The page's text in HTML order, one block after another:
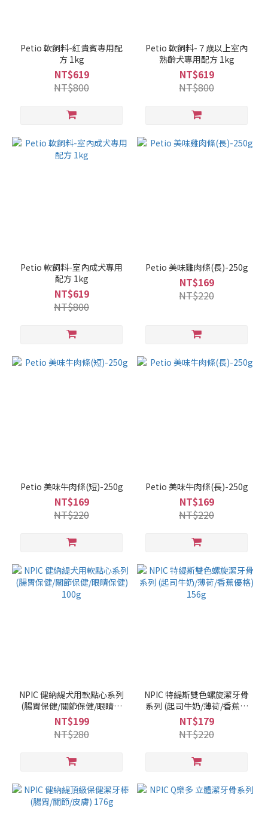
Petio 軟飼料-紅貴賓專用配
方 1kg
NT$619
NT$800
Petio 軟飼料-７歳以上室內
熟齡犬專用配方 1kg
NT$619
NT$800
Petio 軟飼料-室內成犬專用
配方 1kg
NT$619
NT$800
Petio 美味雞肉條(長)-250g
NT$169
NT$220
Petio 美味牛肉條(短)-250g
NT$169
NT$220
Petio 美味牛肉條(長)-250g
NT$169
NT$220
NPIC 健納緹犬用軟點心系列
(腸胃保健/關節保健/眼睛保
健) 100g
NT$199
NT$280
NPIC 特緹斯雙色螺旋潔牙骨
系列 (起司牛奶/薄荷/香蕉優
格) 156g
NT$179
NT$220